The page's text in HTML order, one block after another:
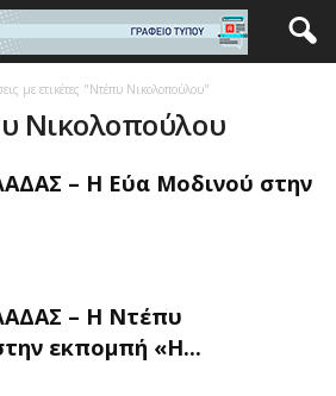
με ετικέτες "Ντέπυ Νικολοπούλου"
Νικολοπούλου
– Η Εύα Μοδινού στην
– Η Ντέπυ
εκπομπή «Η...